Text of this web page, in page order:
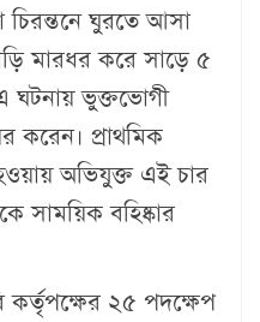
চিরন্তনে ঘুরতে আসা
মারধর করে সাড়ে ৫
ঘটনায় ভুক্তভোগী
করেন। প্রাথমিক
অভিযুক্ত এই চার
সাময়িক বহিষ্কার
কর্তৃপক্ষের ২৫ পদক্ষেপ